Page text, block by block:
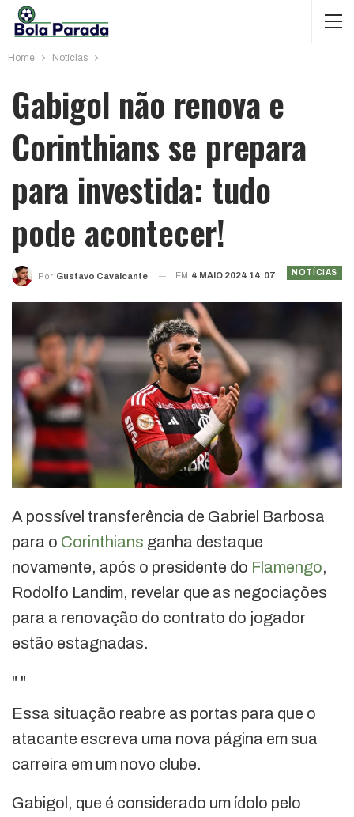
Home Notícias
Gabigol não renova e
Corinthians se prepara
para investida: tudo
pode acontecer!
NOTÍCIAS
Por Gustavo Cavalcante EM 4 MAIO 2024 14:07
A possível transferência de Gabriel Barbosa
para o Corinthians ganha destaque
novamente, após o presidente do Flamengo,
Rodolfo Landim, revelar que as negociações
para a renovação do contrato do jogador
estão estagnadas.
" "
Essa situação reabre as portas para que o
atacante escreva uma nova página em sua
carreira em um novo clube.
Gabigol, que é considerado um ídolo pelo